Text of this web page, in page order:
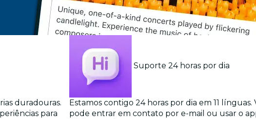
duradouras.
para
Suporte 24 horas por dia
Estamos contigo 24 horas por dia em 11 línguas.
pode entrar em contato por e-mail ou usar o